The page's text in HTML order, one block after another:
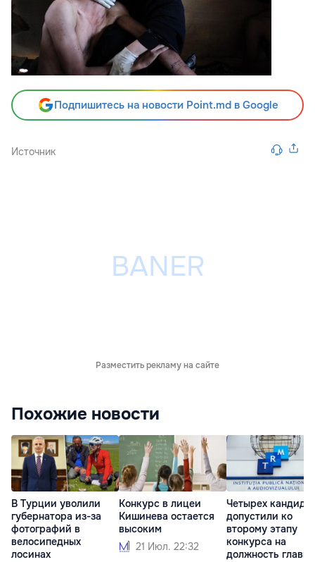
Подпишитесь на новости Point.md в Google
Источник
Разместить рекламу на сайте
Похожие новости
В Турции уволили
губернатора из-за
фотографий в
велосипедных
лосинах
Конкурс в лицеи
Кишинева остается
высоким
21 Июл. 22:32
Четырех
допустили ко
второму этапу
конкурса на
должность главы